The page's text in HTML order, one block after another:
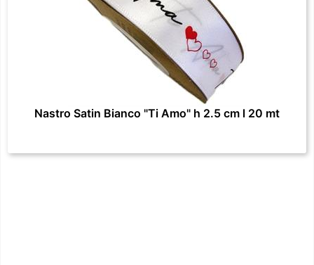
Nastro Satin Bianco "Ti Amo" h 2.5 cm l 20 mt